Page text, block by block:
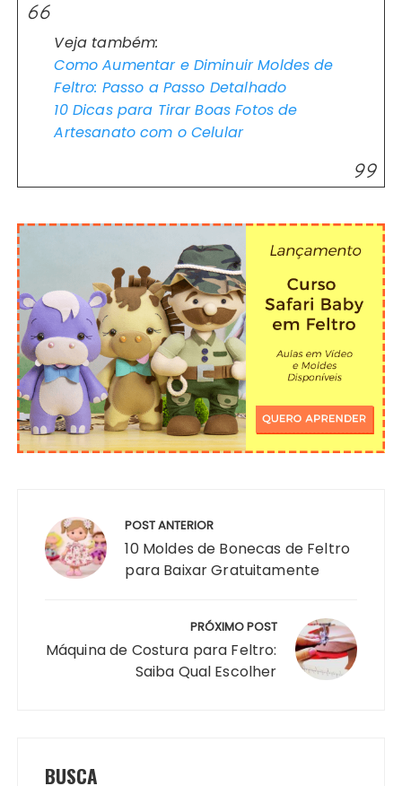
Veja também:
Como Aumentar e Diminuir Moldes de
Feltro: Passo a Passo Detalhado
10 Dicas para Tirar Boas Fotos de
Artesanato com o Celular
Post
POST ANTERIOR
10 Moldes de Bonecas de Feltro
para Baixar Gratuitamente
PRÓXIMO POST
Máquina de Costura para Feltro:
Saiba Qual Escolher
BUSCA